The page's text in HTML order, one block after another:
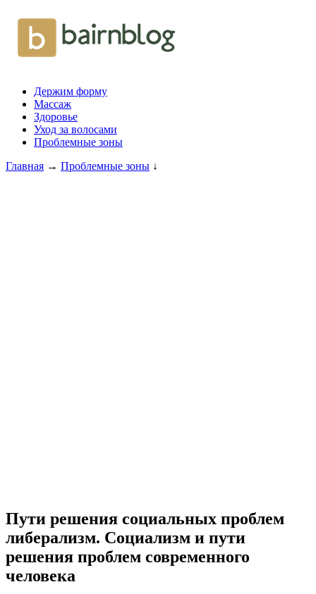
Держим форму
Массаж
Здоровье
Уход за волосами
Проблемные зоны
Главная → Проблемные зоны ↓
Пути решения социальных проблем
либерализм. Социализм и пути
решения проблем современного
человека